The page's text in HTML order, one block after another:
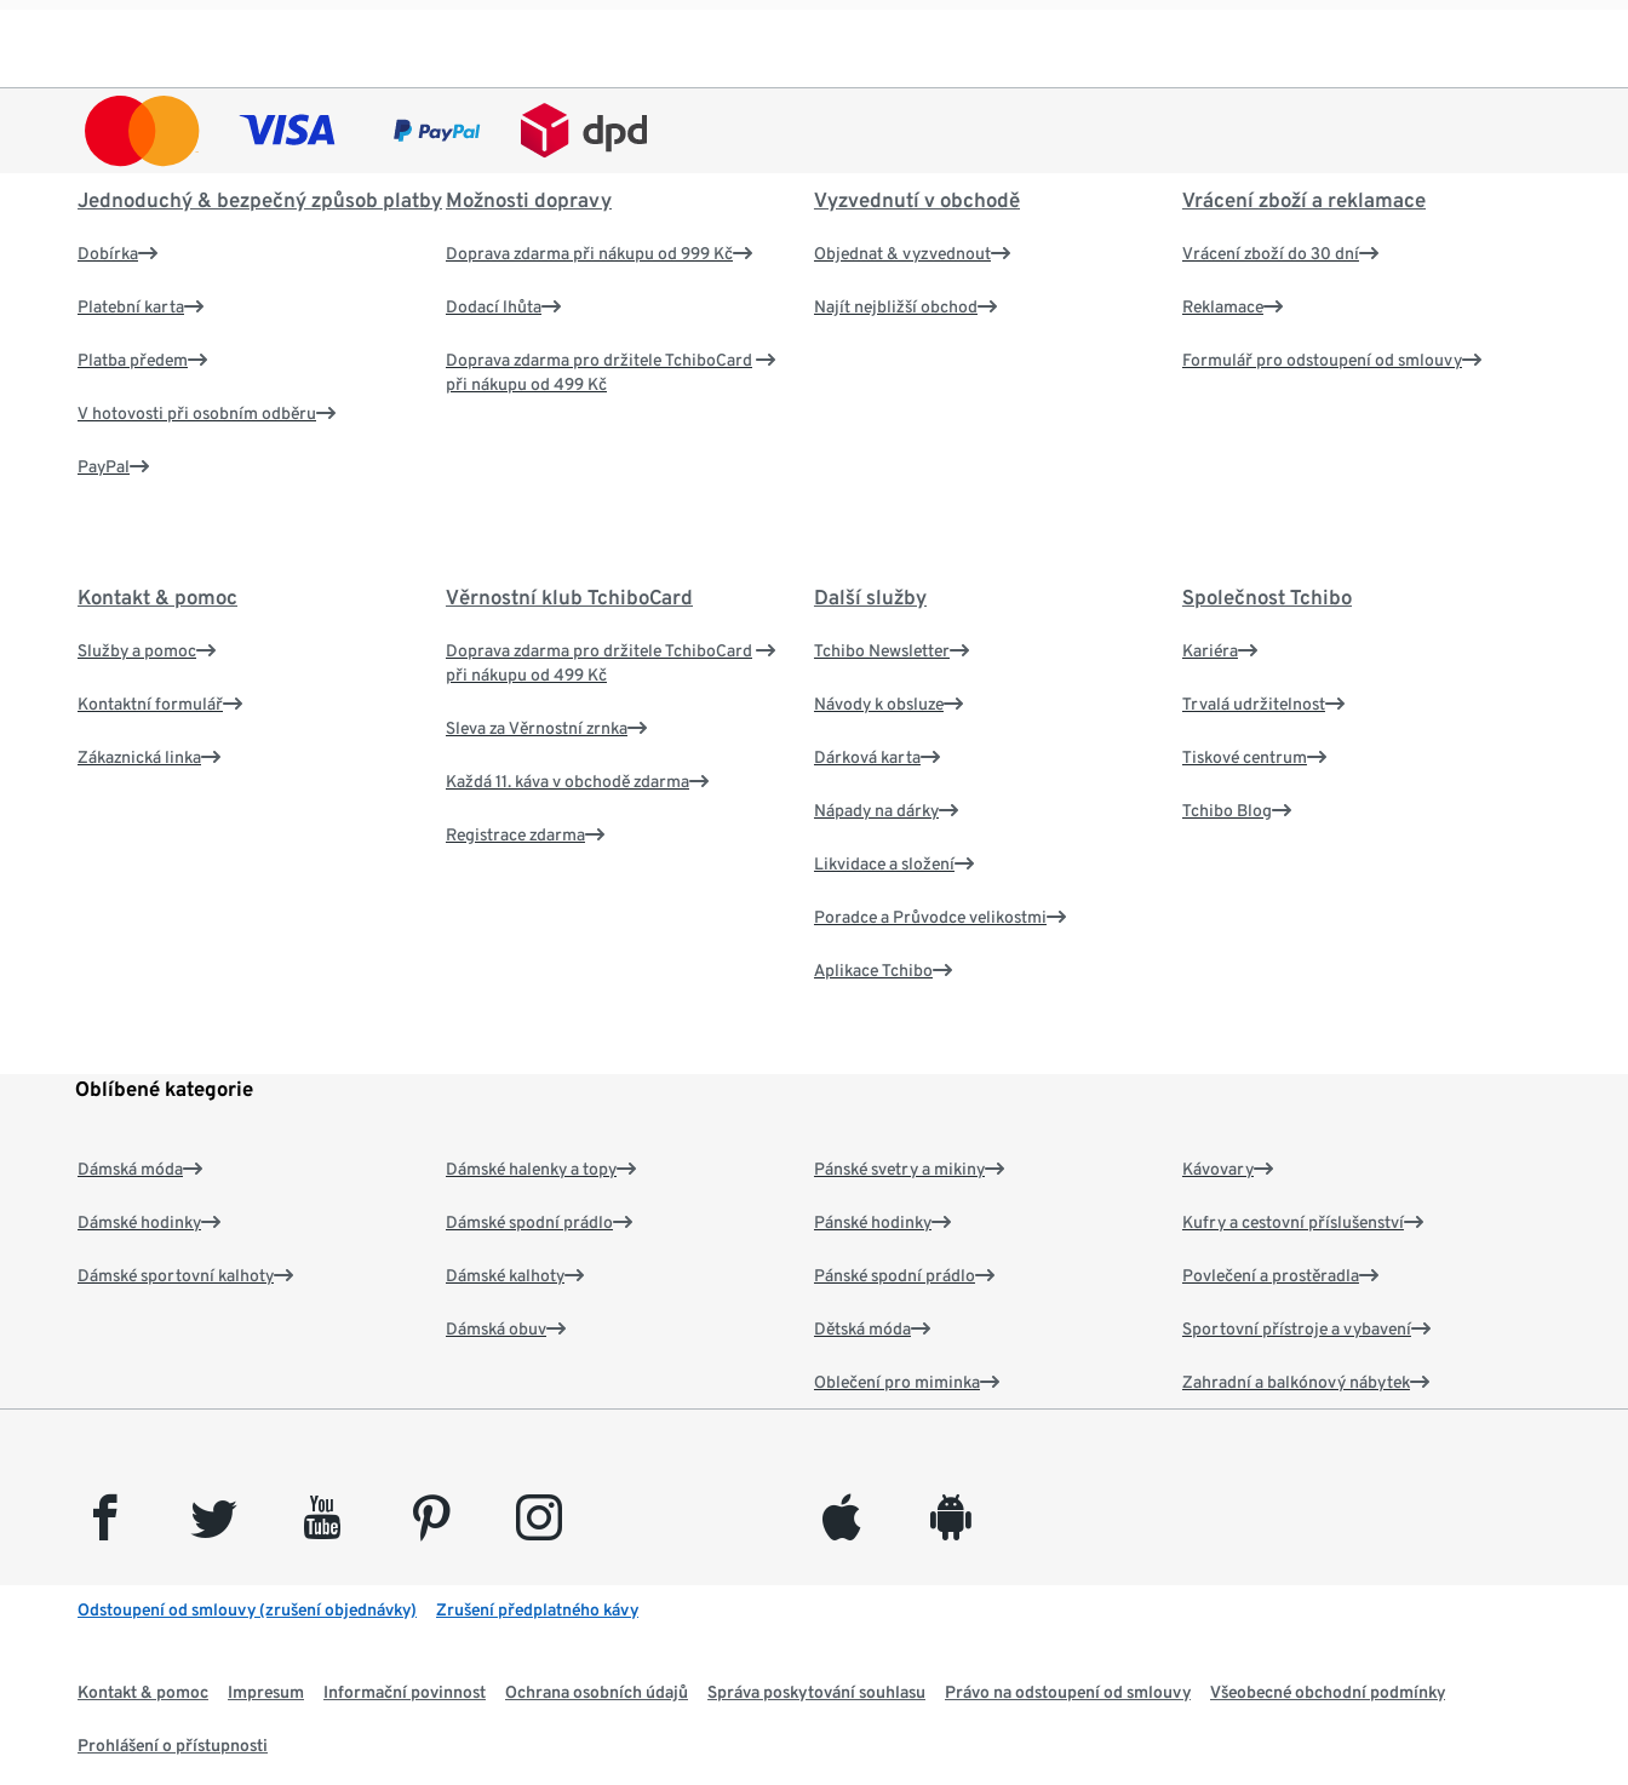
Jednoduchý & bezpečný způsob platby
Dobírka
Platební karta
Platba předem
V hotovosti při osobním odběru
PayPal
Možnosti dopravy
Doprava zdarma při nákupu od 999 Kč
Dodací lhůta
Doprava zdarma pro držitele TchiboCard
při nákupu od 499 Kč
Vyzvednutí v obchodě
Objednat & vyzvednout
Najít nejbližší obchod
Vrácení zboží a reklamace
Vrácení zboží do 30 dní
Reklamace
Formulář pro odstoupení od smlouvy
Kontakt & pomoc
Služby a pomoc
Kontaktní formulář
Zákaznická linka
Věrnostní klub TchiboCard
Doprava zdarma pro držitele TchiboCard
při nákupu od 499 Kč
Sleva za Věrnostní zrnka
Každá 11. káva v obchodě zdarma
Registrace zdarma
Další služby
Tchibo Newsletter
Návody k obsluze
Dárková karta
Nápady na dárky
Likvidace a složení
Poradce a Průvodce velikostmi
Aplikace Tchibo
Společnost Tchibo
Kariéra
Trvalá udržitelnost
Tiskové centrum
Tchibo Blog
Oblíbené kategorie
Dámská móda
Dámské hodinky
Dámské sportovní kalhoty
Dámské halenky a topy
Dámské spodní prádlo
Dámské kalhoty
Dámská obuv
Pánské svetry a mikiny
Pánské hodinky
Pánské spodní prádlo
Dětská móda
Oblečení pro miminka
Kávovary
Kufry a cestovní příslušenství
Povlečení a prostěradla
Sportovní přístroje a vybavení
Zahradní a balkónový nábytek
facebook twitter youtube pinterest instagram appleinc android
Odstoupení od smlouvy (zrušení objednávky) Zrušení předplatného kávy
Kontakt & pomoc Impresum Informační povinnost Ochrana osobních údajů Správa poskytování souhlasu Právo na odstoupení od smlouvy Všeobecné obchodní podmínky
Prohlášení o přístupnosti